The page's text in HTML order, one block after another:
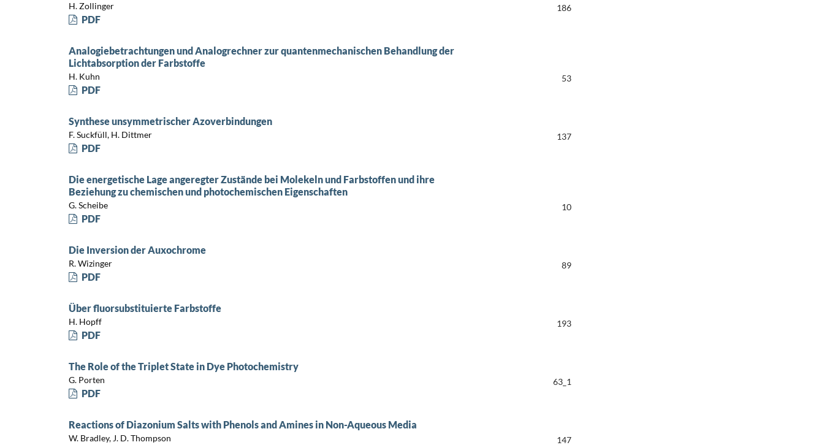
H. Zollinger 186
PDF
Analogiebetrachtungen und Analogrechner zur quantenmechanischen Behandlung der
Lichtabsorption der Farbstoffe
H. Kuhn 53
PDF
Synthese unsymmetrischer Azoverbindungen
F. Suckfüll, H. Dittmer 137
PDF
Die energetische Lage angeregter Zustände bei Molekeln und Farbstoffen und ihre
Beziehung zu chemischen und photochemischen Eigenschaften
G. Scheibe 10
PDF
Die Inversion der Auxochrome
R. Wizinger 89
PDF
Über fluorsubstituierte Farbstoffe
H. Hopff 193
PDF
The Role of the Triplet State in Dye Photochemistry
G. Porten 63_1
PDF
Reactions of Diazonium Salts with Phenols and Amines in Non-Aqueous Media
W. Bradley, J. D. Thompson 147